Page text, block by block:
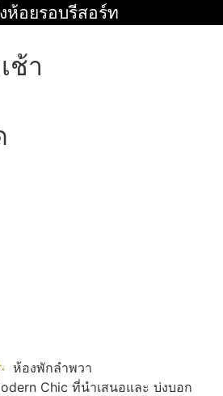
อ่านเพิ่ม
ห้อยรอบรีสอร์ท
ช้า
ห้องพักลำพวา
Chic ที่นำเสนอและ บ่งบอก